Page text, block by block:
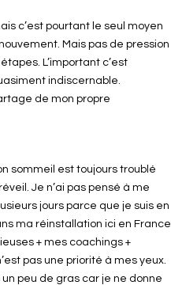
c’est pourtant le seul moyen
Mais pas de pression
L’important c’est
indiscernable.
de mon propre
sommeil est toujours troublé
Je n’ai pas pensé à me
jours parce que je suis en
ma réinstallation ici en France
+ mes coachings +
pas une priorité à mes yeux.
peu de gras car je ne donne